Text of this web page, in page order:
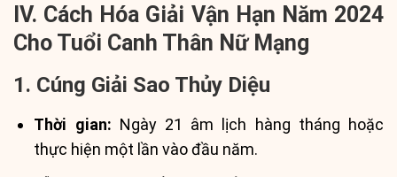
IV. Cách Hóa Giải Vận Hạn Năm 2024
Cho Tuổi Canh Thân Nữ Mạng
1. Cúng Giải Sao Thủy Diệu
Thời gian: Ngày 21 âm lịch hàng tháng hoặc
thực hiện một lần vào đầu năm.